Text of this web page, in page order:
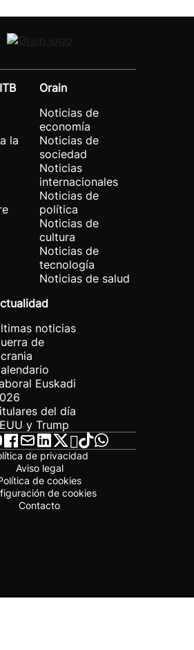
la
Orain
Noticias de
economía
Noticias de
sociedad
Noticias
internacionales
Noticias de
política
Noticias de
cultura
Noticias de
tecnología
Noticias de salud
noticias
de
Euskadi
del día
y Trump
de privacidad
Aviso legal
de cookies
de cookies
Contacto